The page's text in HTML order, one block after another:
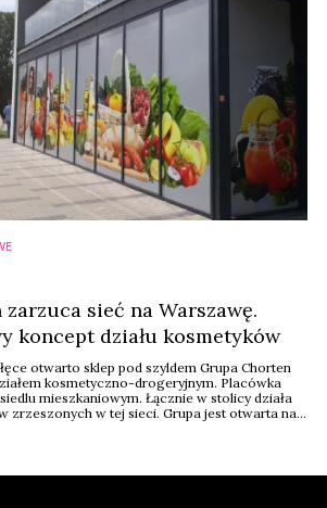
sieć na Warszawę.
koncept działu kosmetyków
otwarto sklep pod szyldem Grupa Chorten
kosmetyczno-drogeryjnym. Placówka
mieszkaniowym. Łącznie w stolicy działa
zrzeszonych w tej sieci. Grupa jest otwarta na